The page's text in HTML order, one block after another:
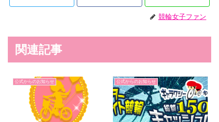
競輪女子ファン
関連記事
公式からのお知らせ 公式からのお知らせ